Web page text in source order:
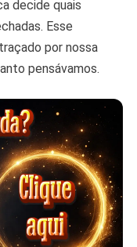
decide quais
Esse
por nossa
pensávamos.